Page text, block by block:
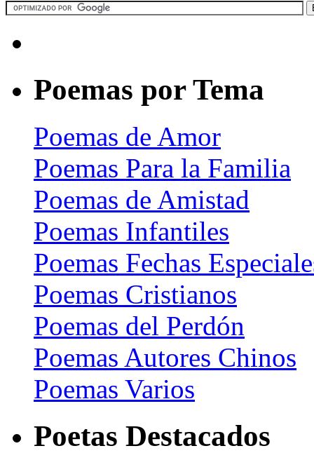
Poemas por Tema
Poemas de Amor
Poemas Para la Familia
Poemas de Amistad
Poemas Infantiles
Poemas Fechas
Poemas Cristianos
Poemas del Perdón
Poemas Autores Chinos
Poemas Varios
Poetas Destacados